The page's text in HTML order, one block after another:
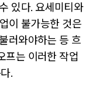
있다. 요세미티와
이 불가능한 것은
러와야하는 등 흐
프는 이러한 작업
.